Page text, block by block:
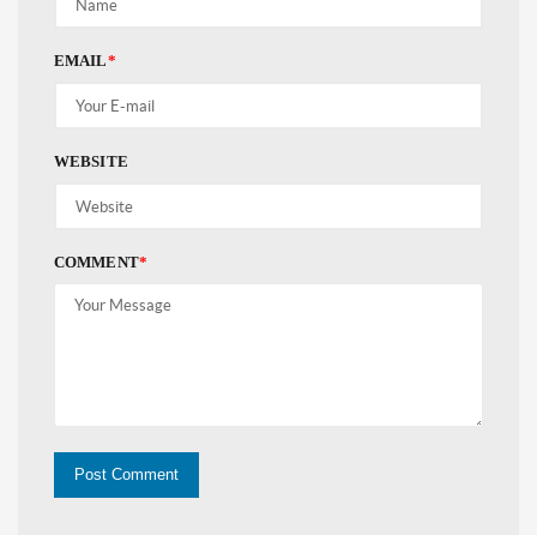
EMAIL*
WEBSITE
COMMENT*